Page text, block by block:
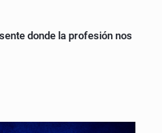
donde la profesión nos